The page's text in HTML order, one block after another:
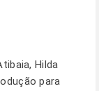
Hilda
para